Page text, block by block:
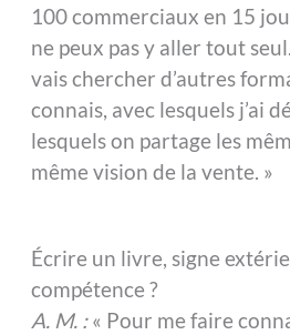
100 commerciaux en 15
ne peux pas y aller tout
vais chercher d’autres
connais, avec lesquels j’ai
lesquels on partage les
même vision de la vente. »
Écrire un livre, signe
compétence ?
A. M. :« Pour me faire